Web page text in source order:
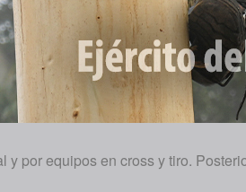
por equipos en cross y tiro.